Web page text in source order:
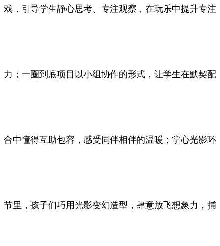
戏，引导学生静心思考、专注观察，在玩乐中提升专注
力；一圈到底项目以小组协作的形式，让学生在默契配
合中懂得互助包容，感受同伴相伴的温暖；掌心光影环
节里，孩子们巧用光影变幻造型，肆意放飞想象力，捕